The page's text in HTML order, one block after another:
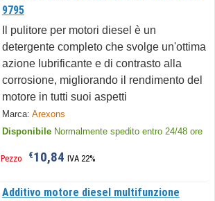
9795
Il pulitore per motori diesel è un
detergente completo che svolge un'ottima
azione lubrificante e di contrasto alla
corrosione, migliorando il rendimento del
motore in tutti suoi aspetti
Marca: Arexons
Disponibile Normalmente spedito entro 24/48 ore
Pezzo €10,84 IVA 22%
Additivo motore diesel multifunzione